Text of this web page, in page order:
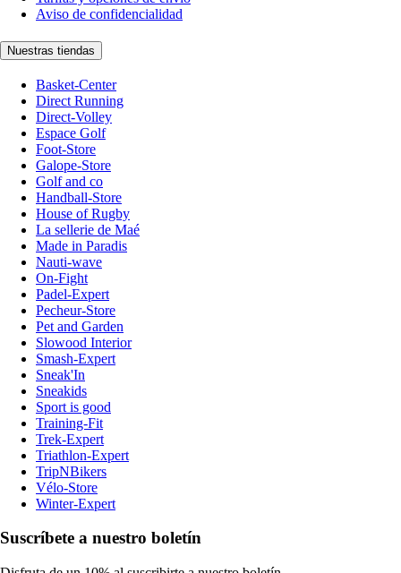
Aviso de confidencialidad
Nuestras tiendas
Basket-Center
Direct Running
Direct-Volley
Espace Golf
Foot-Store
Galope-Store
Golf and co
Handball-Store
House of Rugby
La sellerie de Maé
Made in Paradis
Nauti-wave
On-Fight
Padel-Expert
Pecheur-Store
Pet and Garden
Slowood Interior
Smash-Expert
Sneak'In
Sneakids
Sport is good
Training-Fit
Trek-Expert
Triathlon-Expert
TripNBikers
Vélo-Store
Winter-Expert
Suscríbete a nuestro boletín